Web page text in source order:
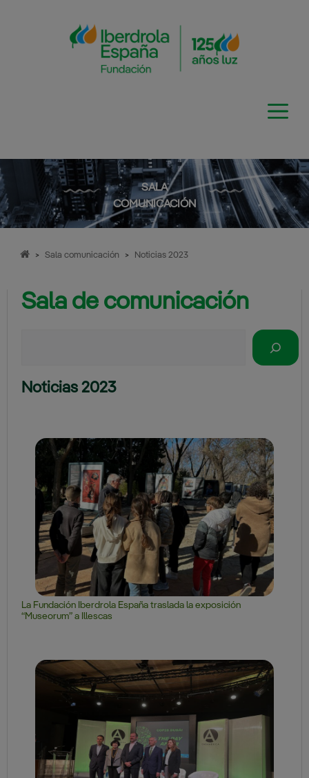
SALA
COMUNICACIÓN
> Sala comunicación > Noticias 2023
Sala de comunicación
Noticias 2023
La Fundación Iberdrola España traslada la exposición
“Museorum” a Illescas